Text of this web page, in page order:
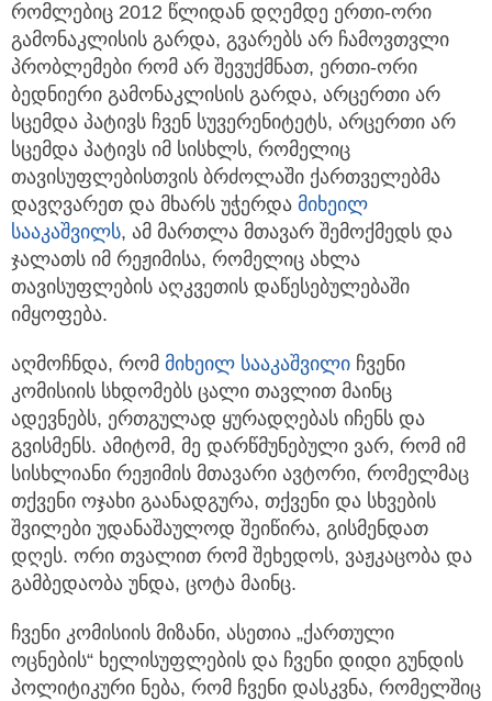
რომლებიც 2012 წლიდან დღემდე ერთი-ორი
გამონაკლისის გარდა, გვარებს არ ჩამოვთვლი
პრობლემები რომ არ შევუქმნათ, ერთი-ორი
ბედნიერი გამონაკლისის გარდა, არცერთი არ
სცემდა პატივს ჩვენ სუვერენიტეტს, არცერთი არ
სცემდა პატივს იმ სისხლს, რომელიც
თავისუფლებისთვის ბრძოლაში ქართველებმა
დავღვარეთ და მხარს უჭერდა მიხეილ
სააკაშვილს, ამ მართლა მთავარ შემოქმედს და
ჯალათს იმ რეჟიმისა, რომელიც ახლა
თავისუფლების აღკვეთის დაწესებულებაში
იმყოფება.
აღმოჩნდა, რომ მიხეილ სააკაშვილი ჩვენი
კომისიის სხდომებს ცალი თავლით მაინც
ადევნებს, ერთგულად ყურადღებას იჩენს და
გვისმენს. ამიტომ, მე დარწმუნებული ვარ, რომ იმ
სისხლიანი რეჟიმის მთავარი ავტორი, რომელმაც
თქვენი ოჯახი გაანადგურა, თქვენი და სხვების
შვილები უდანაშაულოდ შეიწირა, გისმენდათ
დღეს. ორი თვალით რომ შეხედოს, ვაჟკაცობა და
გამბედაობა უნდა, ცოტა მაინც.
ჩვენი კომისიის მიზანი, ასეთია „ქართული
ოცნების“ ხელისუფლების და ჩვენი დიდი გუნდის
პოლიტიკური ნება, რომ ჩვენი დასკვნა, რომელშიც